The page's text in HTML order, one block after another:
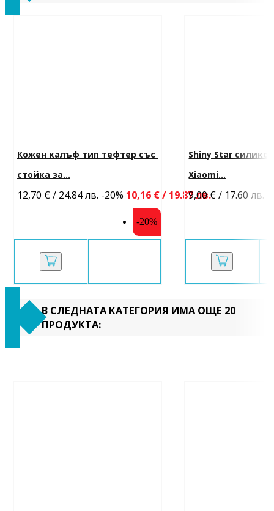
Кожен калъф тип тефтер със
стойка за...
12,70 € / 24.84 лв. -20% 10,16 € / 19.87 лв.
-20%
Shiny Star
Xiaomi...
9,00 € / 17.60 лв.
В СЛЕДНАТА КАТЕГОРИЯ ИМА ОЩЕ 20
ПРОДУКТА: